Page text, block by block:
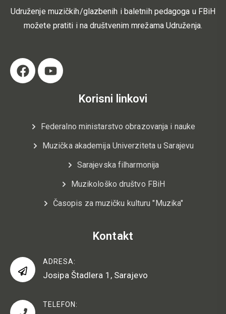
Udruženje muzičkih/glazbenih i baletnih pedagoga u FBiH
možete pratiti i na društvenim mrežama Udruženja.
Korisni linkovi
Federalno ministarstvo obrazovanja i nauke
Muzička akademija Univerziteta u Sarajevu
Sarajevska filharmonija
Muzikološko društvo FBiH
Časopis za muzičku kulturu "Muzika"
Kontakt
ADRESA:
Josipa Štadlera 1, Sarajevo
TELEFON: